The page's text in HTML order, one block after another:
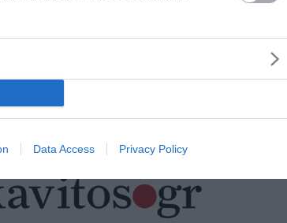
Data Access Privacy Policy